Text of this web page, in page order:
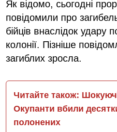
Як відомо, сьогодні
повідомили про
бійців внаслідок удару
колонії. Пізніше
загиблих зросла.
Читайте також:
Окупанти вбили
полонених